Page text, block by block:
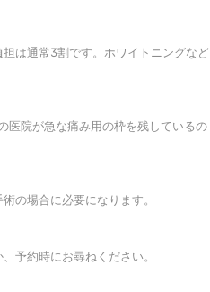
は通常3割です。ホワイトニングなど
医院が急な痛み用の枠を残しているの
の場合に必要になります。
予約時にお尋ねください。